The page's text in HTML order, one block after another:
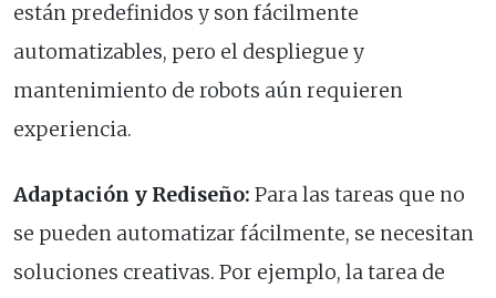
están predefinidos y son fácilmente
automatizables, pero el despliegue y
mantenimiento de robots aún requieren
experiencia.
Adaptación y Rediseño: Para las tareas que no
se pueden automatizar fácilmente, se necesitan
soluciones creativas. Por ejemplo, la tarea de